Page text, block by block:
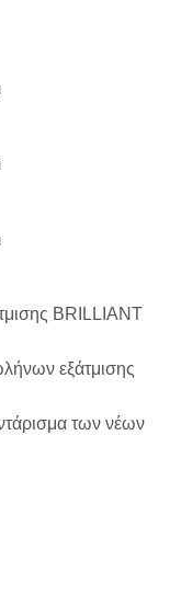
BRILLIANT
εξάτμισης
των νέων